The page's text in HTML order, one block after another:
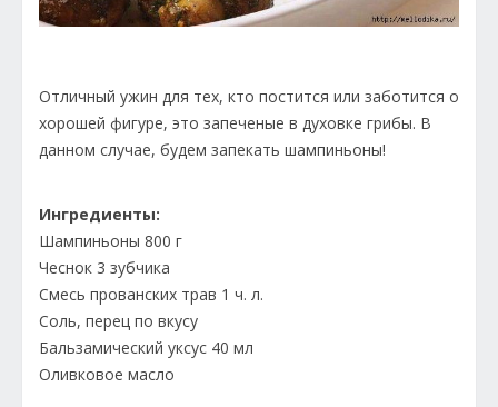
Отличный ужин для тех, кто постится или заботится о
хорошей фигуре, это запеченые в духовке грибы. В
данном случае, будем запекать шампиньоны!
Ингредиенты:
Шампиньоны 800 г
Чеснок 3 зубчика
Смесь прованских трав 1 ч. л.
Соль, перец по вкусу
Бальзамический уксус 40 мл
Оливковое масло